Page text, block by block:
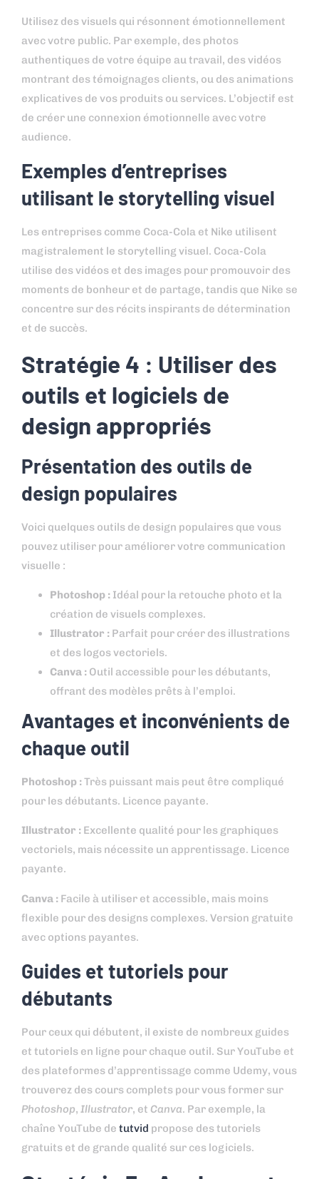
Utilisez des visuels qui résonnent émotionnellement
avec votre public. Par exemple, des photos
authentiques de votre équipe au travail, des vidéos
montrant des témoignages clients, ou des animations
explicatives de vos produits ou services. L’objectif est
de créer une connexion émotionnelle avec votre
audience.
Exemples d’entreprises
utilisant le storytelling visuel
Les entreprises comme Coca-Cola et Nike utilisent
magistralement le storytelling visuel. Coca-Cola
utilise des vidéos et des images pour promouvoir des
moments de bonheur et de partage, tandis que Nike se
concentre sur des récits inspirants de détermination
et de succès.
Stratégie 4 : Utiliser des
outils et logiciels de
design appropriés
Présentation des outils de
design populaires
Voici quelques outils de design populaires que vous
pouvez utiliser pour améliorer votre communication
visuelle :
Photoshop : Idéal pour la retouche photo et la
création de visuels complexes.
Illustrator : Parfait pour créer des illustrations
et des logos vectoriels.
Canva : Outil accessible pour les débutants,
offrant des modèles prêts à l’emploi.
Avantages et inconvénients de
chaque outil
Photoshop : Très puissant mais peut être compliqué
pour les débutants. Licence payante.
Illustrator : Excellente qualité pour les graphiques
vectoriels, mais nécessite un apprentissage. Licence
payante.
Canva : Facile à utiliser et accessible, mais moins
flexible pour des designs complexes. Version gratuite
avec options payantes.
Guides et tutoriels pour
débutants
Pour ceux qui débutent, il existe de nombreux guides
et tutoriels en ligne pour chaque outil. Sur YouTube et
des plateformes d’apprentissage comme Udemy, vous
trouverez des cours complets pour vous former sur
Photoshop, Illustrator, et Canva. Par exemple, la
chaîne YouTube de tutvid propose des tutoriels
gratuits et de grande qualité sur ces logiciels.